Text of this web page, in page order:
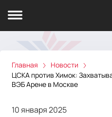
Главная
Новости
ЦСКА против Химок:
ВЭБ Арене в Москве
10 января 2025